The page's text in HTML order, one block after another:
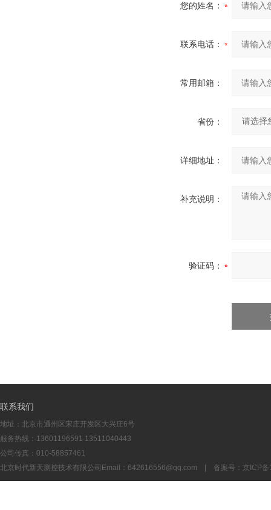
您的姓名：
联系电话：
常用邮箱：
省份：
详细地址：
补充说明：
验证码：
联系我们
地址：北京市通州区宋庄开发区大兴庄6号
服务热线：13601196591 13511040443
公司传真：010-58857461
北京时代新天测控技术有限公司Email： 642616556@qq.com | 备案号： 京ICP